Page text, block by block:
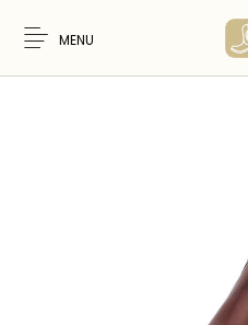
MENU